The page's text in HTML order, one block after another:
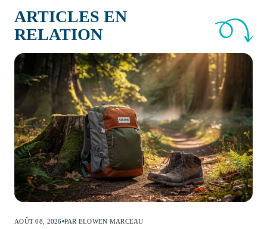
ARTICLES EN
RELATION
AOÛT 08, 2026 PAR ELOWEN MARCEAU